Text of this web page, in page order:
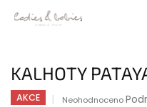
obsah
KALHOTY
AKCE
Průměrné
Neohodnoceno